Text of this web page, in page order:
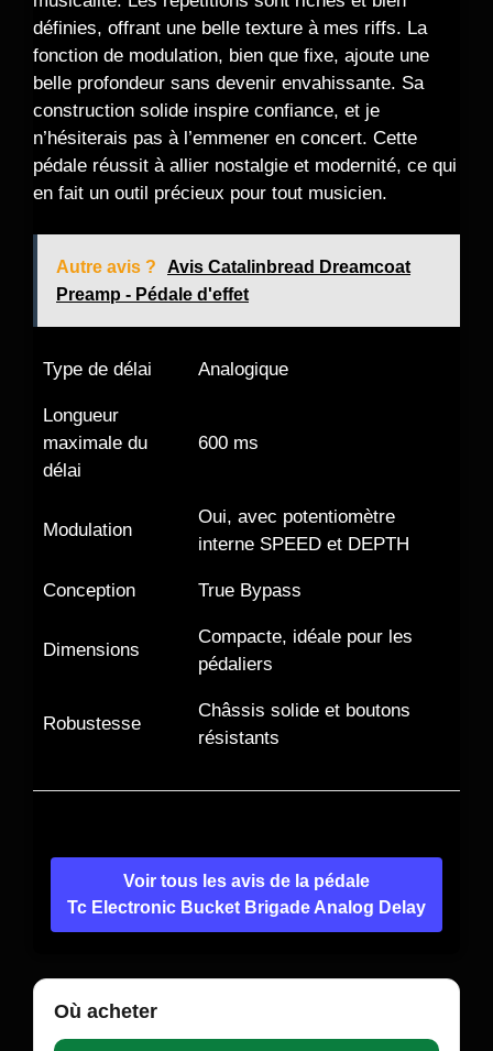
définies, offrant une belle texture à mes riffs. La
fonction de modulation, bien que fixe, ajoute une
belle profondeur sans devenir envahissante. Sa
construction solide inspire confiance, et je
n’hésiterais pas à l’emmener en concert. Cette
pédale réussit à allier nostalgie et modernité, ce qui
en fait un outil précieux pour tout musicien.
Autre avis ?
Avis Catalinbread Dreamcoat
Preamp - Pédale d'effet
Type de délai Analogique
Longueur
maximale du
délai
600 ms
Modulation
Oui, avec potentiomètre
interne SPEED et DEPTH
Conception True Bypass
Dimensions
Compacte, idéale pour les
pédaliers
Robustesse
Châssis solide et boutons
résistants
Voir tous les avis de la pédale
Tc Electronic Bucket Brigade Analog Delay
Où acheter